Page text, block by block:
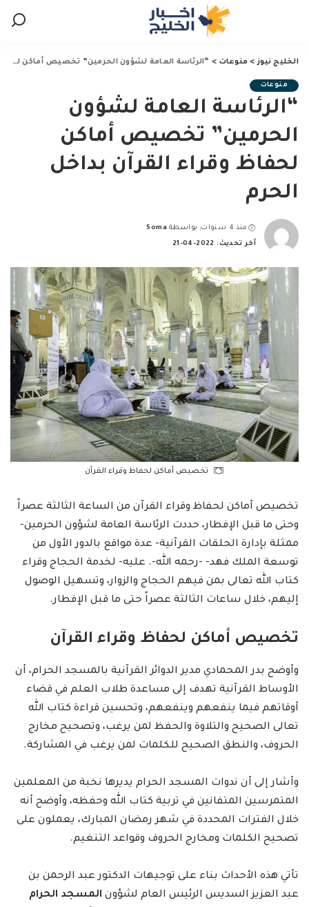
الخليج نيوز> منوعات > “الرئاسة العامة لشؤون الحرمين” تخصيص أماكن لحفاظ وقراء القرآن بداخل الحرم
منوعات
“الرئاسة العامة لشؤون
الحرمين” تخصيص أماكن
لحفاظ وقراء القرآن بداخل
الحرم
منذ 4 سنوات
Posted
by
بواسطة Soma
آخر تحديث: 2022-04-21
تخصيص أماكن لحفاظ وقراء القرآن
تخصيص أماكن لحفاظ وقراء القرآن من الساعة الثالثة عصراً
وحتى ما قبل الإفطار، حددت الرئاسة العامة لشؤون الحرمين-
ممثلة بإدارة الحلقات القرآنية- عدة مواقع بالدور الأول من
توسعة الملك فهد- -رحمه الله-. عليه- لخدمة الحجاج وقراء
كتاب الله تعالى بمن فيهم الحجاج والزوار، وتسهيل الوصول
إليهم، خلال ساعات الثالثة عصراً حتى ما قبل الإفطار.
تخصيص أماكن لحفاظ وقراء القرآن
وأوضح بدر المحمادي مدير الدوائر القرآنية بالمسجد الحرام، أن
الأوساط القرآنية تهدف إلى مساعدة طلاب العلم في قضاء
أوقاتهم فيما ينفعهم وينفعهم، وتحسين قراءة كتاب الله
تعالى الصحيح والتلاوة والحفظ لمن يرغب، وتصحيح مخارج
الحروف، والنطق الصحيح للكلمات لمن يرغب في المشاركة.
وأشار إلى أن ندوات المسجد الحرام يديرها نخبة من المعلمين
المتمرسين المتفانين في تربية كتاب الله وحفظه، وأوضح أنه
خلال الفترات المحددة في شهر رمضان المبارك، يعملون على
تصحيح الكلمات ومخارج الحروف وقواعد التنغيم.
تأتي هذه الأحداث بناء على توجيهات الدكتور عبد الرحمن بن
عبد العزيز السديس الرئيس العام لشؤون المسجد الحرام